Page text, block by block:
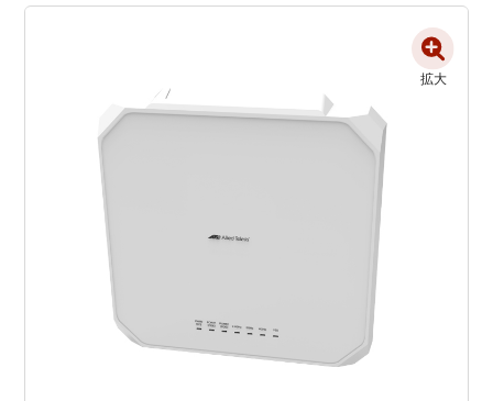
拡大
拡大